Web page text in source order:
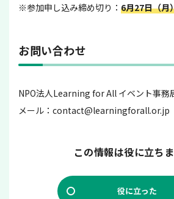
※参加申し込み締め切り： 6月27日（月
お問い合わせ
NPO法人Learning for All イベント事務
メール：contact@learningforall.or.jp
この情報は役に立ち
役に立った